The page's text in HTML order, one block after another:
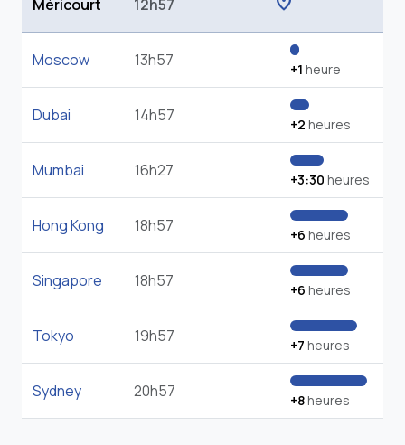
Méricourt 12h57
Moscow 13h57 +1 heure
Dubai 14h57 +2 heures
Mumbai 16h27 +3:30 heures
Hong Kong 18h57 +6 heures
Singapore 18h57 +6 heures
Tokyo 19h57 +7 heures
Sydney 20h57 +8heures